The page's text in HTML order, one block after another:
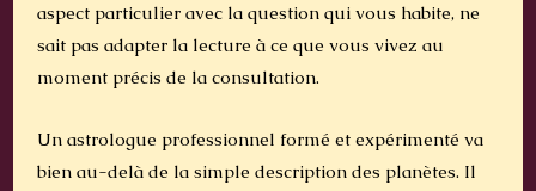
aspect particulier avec la question qui vous habite, ne
sait pas adapter la lecture à ce que vous vivez au
moment précis de la consultation.
Un astrologue professionnel formé et expérimenté va
bien au-delà de la simple description des planètes. Il